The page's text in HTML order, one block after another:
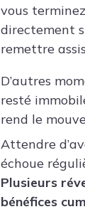
vous
directement
remettre
D’autres
resté
rend le
Attendre
échoue
Plusieurs
bénéfices